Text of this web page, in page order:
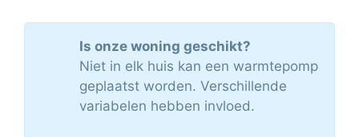
Is onze woning geschikt?
Niet in elk huis kan een warmtepomp
geplaatst worden. Verschillende
variabelen hebben invloed.